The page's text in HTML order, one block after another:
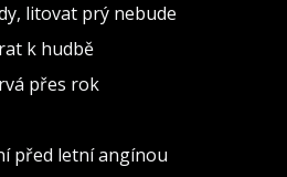
litovat prý nebude
k hudbě
přes rok
před letní angínou